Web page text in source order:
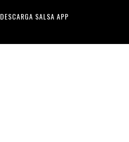
DESCARGA SALSA APP